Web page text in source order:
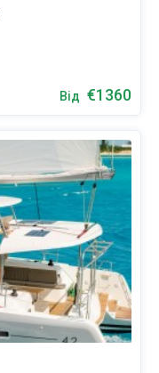
Від €1360